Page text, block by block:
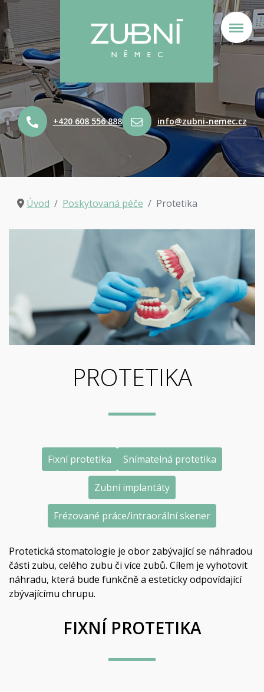
+420 608 556 888 info@zubni-nemec.cz
Úvod Poskytovaná péče Protetika
PROTETIKA
Fixní protetika Snímatelná protetika
Zubní implantáty
Frézované práce/intraorální skener
Protetická stomatologie je obor zabývající se náhradou
části zubu, celého zubu či více zubů. Cílem je vyhotovit
náhradu, která bude funkčně a esteticky odpovídající
zbývajícímu chrupu.
FIXNÍ PROTETIKA